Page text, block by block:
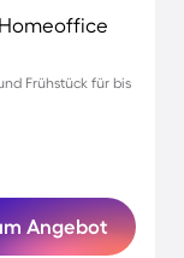
Frühstück für bis
Angebot